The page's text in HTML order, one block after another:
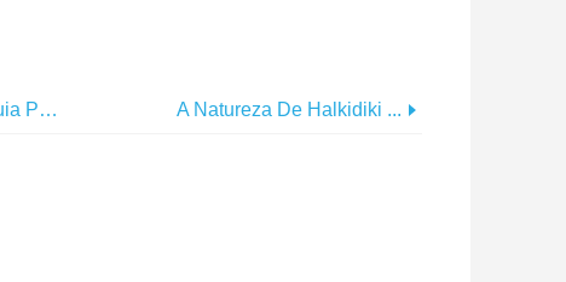
Em Um Orçamento? O Melhor Guia Para Santorini A Natureza De Halkidiki ...